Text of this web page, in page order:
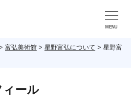
MENU
富弘美術館 > 星野富弘について > 星野富
ィール